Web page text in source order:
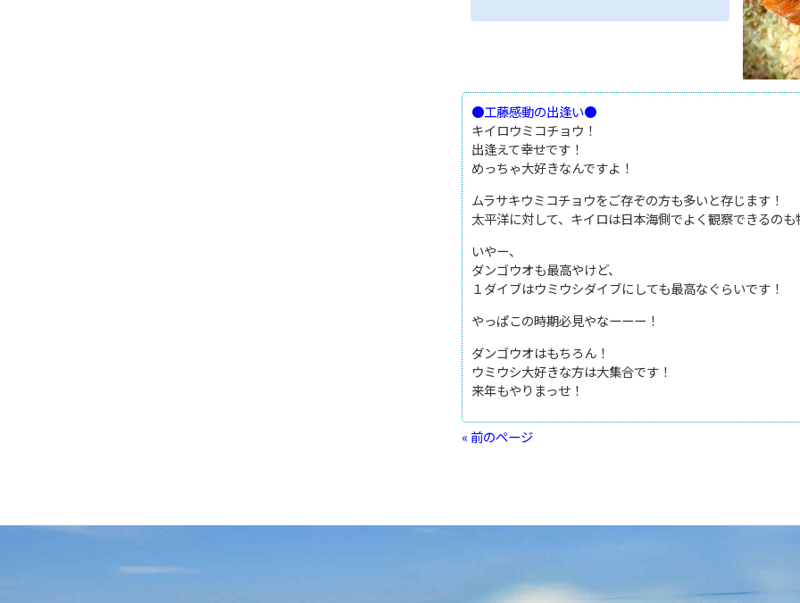
●工藤感動の出逢い●
キイロウミコチョウ！
出逢えて幸せです！
めっちゃ大好きなんですよ！
ムラサキウミコチョウをご存ぞの方も多いと存じます！
太平洋に対して、キイロは日本海側でよく観察できるの
いやー、
ダンゴウオも最高やけど、
１ダイブはウミウシダイブにしても最高なぐらいです！
やっぱこの時期必見やなーーー！
ダンゴウオはもちろん！
ウミウシ大好きな方は大集合です！
来年もやりまっせ！
« 前のページ